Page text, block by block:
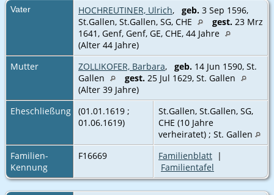
Vater HOCHREUTINER, Ulrich, geb. 3 Sep 1596,
St.Gallen, St.Gallen, SG, CHE
gest. 23 Mrz
1641, Genf, Genf, GE, CHE‎, 44 Jahre
(Alter 44 Jahre)
Mutter
ZOLLIKOFER, Barbara, geb. 14 Jun 1590, St.
Gallen
gest. 25 Jul 1629, St. Gallen
(Alter 39 Jahre)
Eheschließung
(01.01.1619 ;
01.06.1619)
St.Gallen, St.Gallen, SG,
CHE (10 Jahre
verheiratet) ; St. Gallen
Familien-
Kennung
F16669 Familienblatt |
Familientafel